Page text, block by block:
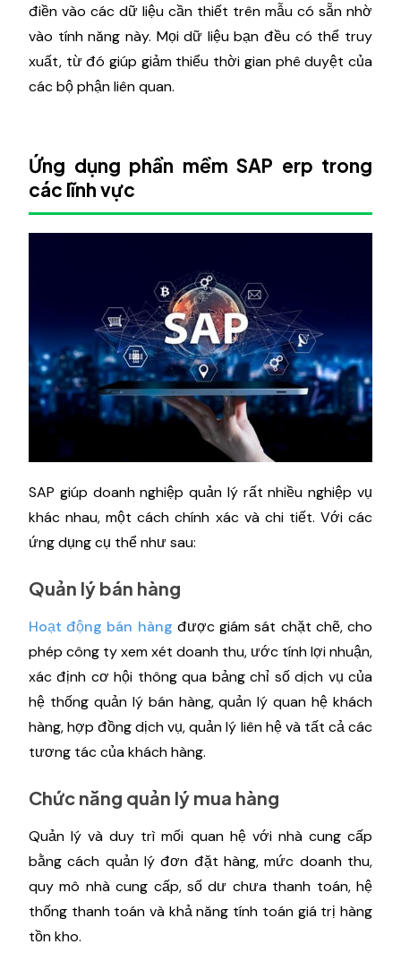
điền vào các dữ liệu cần thiết trên mẫu có sẵn nhờ
vào tính năng này. Mọi dữ liệu bạn đều có thể truy
xuất, từ đó giúp giảm thiểu thời gian phê duyệt của
các bộ phận liên quan.
Ứng dụng phần mềm SAP erp trong
các lĩnh vực
SAP giúp doanh nghiệp quản lý rất nhiều nghiệp vụ
khác nhau, một cách chính xác và chi tiết. Với các
ứng dụng cụ thể như sau:
Quản lý bán hàng
Hoạt động bán hàng được giám sát chặt chẽ, cho
phép công ty xem xét doanh thu, ước tính lợi nhuận,
xác định cơ hội thông qua bảng chỉ số dịch vụ của
hệ thống quản lý bán hàng, quản lý quan hệ khách
hàng, hợp đồng dịch vụ, quản lý liên hệ và tất cả các
tương tác của khách hàng.
Chức năng quản lý mua hàng
Quản lý và duy trì mối quan hệ với nhà cung cấp
bằng cách quản lý đơn đặt hàng, mức doanh thu,
quy mô nhà cung cấp, số dư chưa thanh toán, hệ
thống thanh toán và khả năng tính toán giá trị hàng
tồn kho.